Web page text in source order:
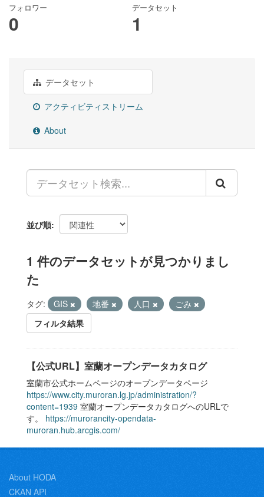
フォロワー
0
データセット
1
データセット
アクティビティストリーム
About
並び順
1 件のデータセットが見つかりまし
た
タグ: GIS 地番 人口
ごみ
フィルタ結果
【公式URL】室蘭オープンデータカタログ
室蘭市公式ホームページのオープンデータページ
https://www.city.muroran.lg.jp/administration/?
content=1939 室蘭オープンデータカタログへのURLで
す。 https://murorancity-opendata-
muroran.hub.arcgis.com/
About HODA
CKAN API